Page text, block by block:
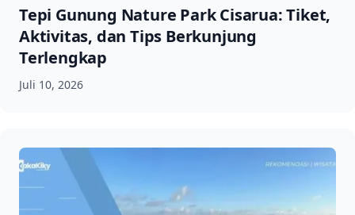
Tepi Gunung Nature Park Cisarua: Tiket,
Aktivitas, dan Tips Berkunjung
Terlengkap
Juli 10, 2026